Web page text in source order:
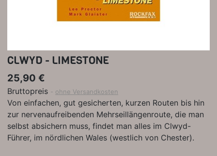
CLWYD - LIMESTONE
25,90 €
Bruttopreis ohne Versandkosten
Von einfachen, gut gesicherten, kurzen Routen bis hin
zur nervenaufreibenden Mehrseillängenroute, die man
selbst absichern muss, findet man alles im Clwyd-
Führer, im nördlichen Wales (westlich von Chester).